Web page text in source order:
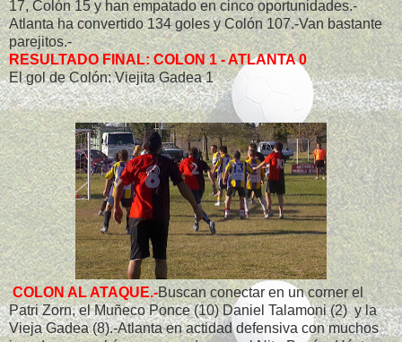
17, Colón 15 y han empatado en cinco oportunidades.-
Atlanta ha convertido 134 goles y Colón 107.-Van bastante
parejitos.-
RESULTADO FINAL: COLON 1 - ATLANTA 0
El gol de Colón: Viejita Gadea 1
COLON AL ATAQUE.-Buscan conectar en un corner el
Patri Zorn, el Muñeco Ponce (10) Daniel Talamoni (2) y la
Vieja Gadea (8).-Atlanta en actidad defensiva con muchos